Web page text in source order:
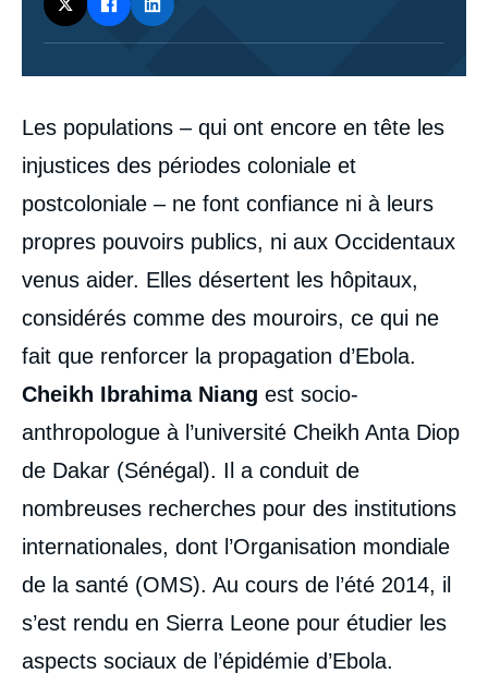
Corps
analyses
Les populations – qui ont encore en tête les
injustices des périodes coloniale et
postcoloniale – ne font confiance ni à leurs
propres pouvoirs publics, ni aux Occidentaux
venus aider. Elles désertent les hôpitaux,
considérés comme des mouroirs, ce qui ne
fait que renforcer la propagation d’Ebola.
Cheikh Ibrahima Niang est socio-
anthropologue à l’université Cheikh Anta Diop
de Dakar (Sénégal). Il a conduit de
nombreuses recherches pour des institutions
internationales, dont l’Organisation mondiale
de la santé (OMS). Au cours de l’été 2014, il
s’est rendu en Sierra Leone pour étudier les
aspects sociaux de l’épidémie d’Ebola.